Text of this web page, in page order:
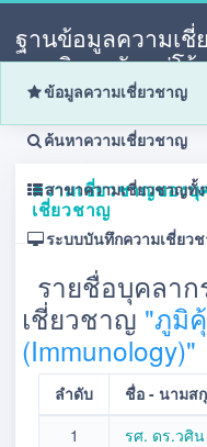
ฐานข้อมูลความเชี่
มหาวิทยาลัยแม่โจ้
ข้อมูลความเชี่ยวชาญ
ค้นหาความเชี่ยวชาญ
สาขาความเชี่ยวชาญ
ระบบบันทึกความเชี่ยว
ความเชี่ยวชาญของ
เชี่ยวชาญ
รายชื่อบุคลา
เชี่ยวชาญ "ภูมิ
(Immunology)"
ลำดับ ชื่อ - นามส
1
รศ. ดร.วศิน